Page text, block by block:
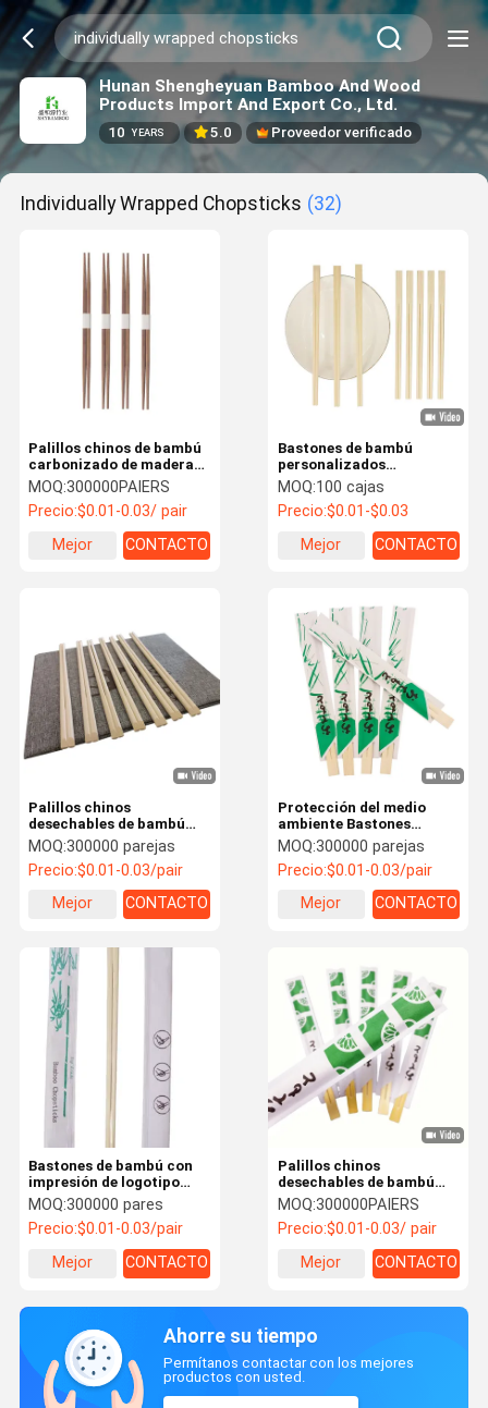
Hunan Shengheyuan Bamboo And Wood
Products Import And Export Co., Ltd.
10 YEARS 5.0 Proveedor verificado
Individually Wrapped Chopsticks (32)
Palillos chinos de bambú
carbonizado de madera
desechables, envueltos
individualmente,
sostenibles, con logotipo
personalizado para viajes
MOQ:300000PAIERS
Precio:$0.01-0.03/ pair
Mejor
CONTACTO
Bastones de bambú
personalizados
ecológicos envueltos
individualmente
Resistencia a la
MOQ:100 cajas
Precio:$0.01-$0.03
Mejor
CONTACTO
Palillos chinos
desechables de bambú
natural, ecológicos y de
estilo moderno, con
envoltorio individual de
papel natural,
convenientes
MOQ:300000 parejas
Precio:$0.01-0.03/pair
Mejor
CONTACTO
Protección del medio
ambiente Bastones
redondos de bambú
Residenciales de larga
duración
MOQ:300000 parejas
Precio:$0.01-0.03/pair
Mejor
CONTACTO
Bastones de bambú con
impresión de logotipo
individual manga de papel
completo / envoltura
Sushi Bastones de bambú
desechables chinos
Bastones de bambú
MOQ:300000 pares
Precio:$0.01-0.03/pair
Mejor
CONTACTO
Palillos chinos
desechables de bambú
dobles con impresión
personalizada para
restaurantes y comida
MOQ:300000PAIERS
Precio:$0.01-0.03/ pair
Mejor
CONTACTO
Ahorre su tiempo
Permítanos contactar con los mejores
productos con usted.